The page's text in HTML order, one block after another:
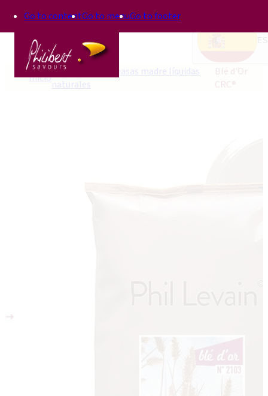
Go to contentGo to menuGo to footer
InicioPhil levain, las masas madre líquidas
naturales
Blé d'Or
CRC®